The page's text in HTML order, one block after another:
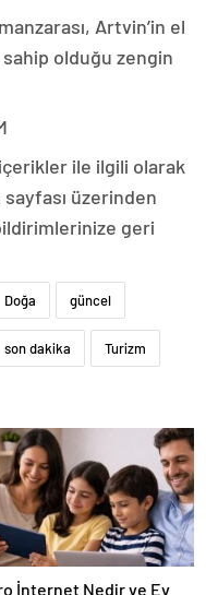
Artvin’in el
olduğu zengin
ile ilgili olarak
üzerinden
geri
Doğa güncel
son dakika Turizm
İnternet Nedir ve Ev